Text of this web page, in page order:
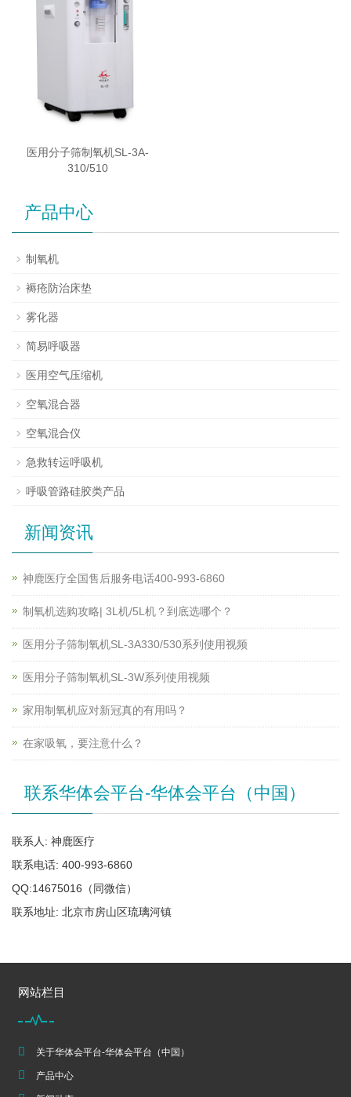
医用分子筛制氧机SL-3A-
310/510
产品中心
制氧机
褥疮防治床垫
雾化器
简易呼吸器
医用空气压缩机
空氧混合器
空氧混合仪
急救转运呼吸机
呼吸管路硅胶类产品
新闻资讯
神鹿医疗全国售后服务电话400-993-6860
制氧机选购攻略| 3L机/5L机？到底选哪个？
医用分子筛制氧机SL-3A330/530系列使用视频
医用分子筛制氧机SL-3W系列使用视频
家用制氧机应对新冠真的有用吗？
在家吸氧，要注意什么？
联系华体会平台-华体会平台（中国）
联系人: 神鹿医疗
联系电话: 400-993-6860
QQ:14675016（同微信）
联系地址: 北京市房山区琉璃河镇
网站栏目
关于华体会平台-华体会平台（中国）
产品中心